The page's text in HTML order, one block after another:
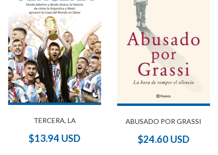
TERCERA, LA
$13.94 USD
ABUSADO POR GRASSI
$24.60 USD